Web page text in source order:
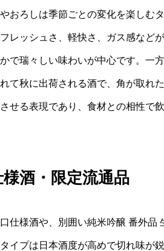
おろしは季節ごとの変化を楽しむ
レッシュさ、軽快さ、ガス感など
で瑞々しい味わいが中心です。一
て秋に出荷される酒で、角が取れ
せる表現であり、食材との相性で
酒・限定流通品
仕様酒や、別囲い純米吟醸 番外品
イプは日本酒度が高めで切れ味が